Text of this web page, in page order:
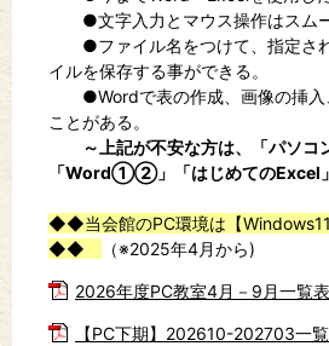
●文字入力とマウス操作はスムー
●ファイル名をつけて、指定さ
イルを保存する事ができる。
●Wordで表の作成、画像の挿入
ことがある。
～上記が不安な方は、「パソ
「Word①②」「はじめてのExcel
◆◆当会館のPC環境は【
◆◆
（※2025年4月から)
2026年度PC教室4月－9月一覧
【PC下期】202610-202703一